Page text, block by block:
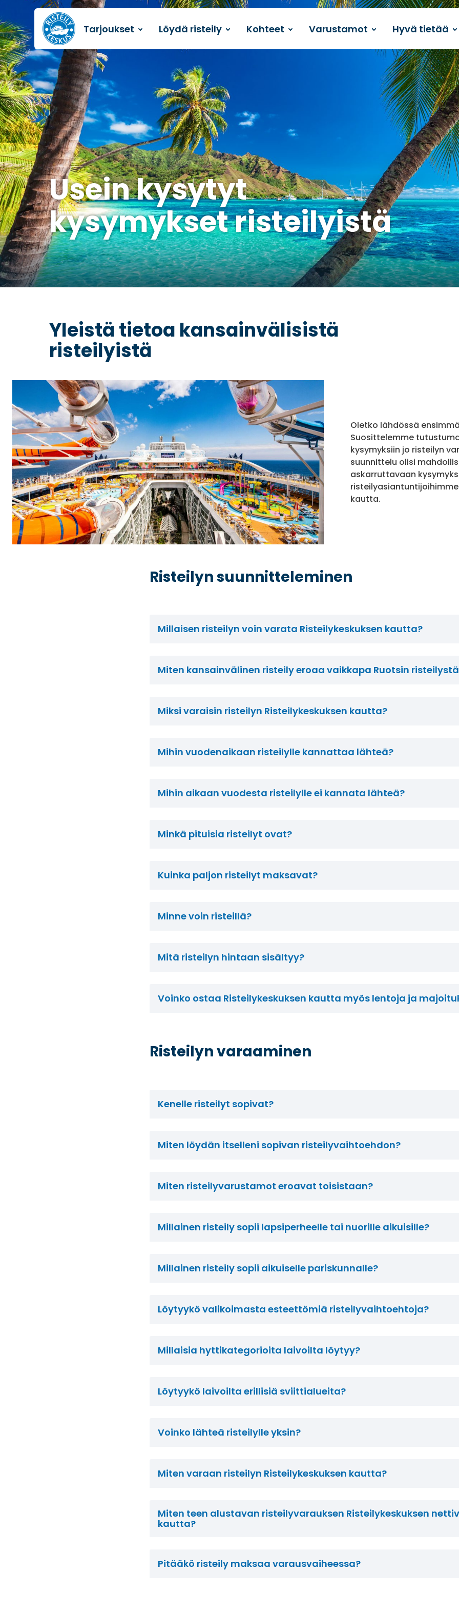
Etusivulle
Tarjoukset Löydä risteily Kohteet Varustamot Hyvä tietää
Usein kysytyt
kysymykset risteilyistä
Yleistä tietoa kansainvälisistä
risteilyistä
Oletko lähdössä
Suosittelemme
kysymyksiin jo risteilyn
suunnittelu olisi
askarruttavaan
kautta.
Risteilyn suunnitteleminen
Millaisen risteilyn voin varata Risteilykeskuksen kautta?
Miten kansainvälinen risteily eroaa vaikkapa Ruotsin
Miksi varaisin risteilyn Risteilykeskuksen kautta?
Mihin vuodenaikaan risteilylle kannattaa lähteä?
Mihin aikaan vuodesta risteilylle ei kannata lähteä?
Minkä pituisia risteilyt ovat?
Kuinka paljon risteilyt maksavat?
Minne voin risteillä?
Mitä risteilyn hintaan sisältyy?
Voinko ostaa Risteilykeskuksen kautta myös lentoja ja
Risteilyn varaaminen
Kenelle risteilyt sopivat?
Miten löydän itselleni sopivan risteilyvaihtoehdon?
Miten risteilyvarustamot eroavat toisistaan?
Millainen risteily sopii lapsiperheelle tai nuorille aikuisille?
Millainen risteily sopii aikuiselle pariskunnalle?
Löytyykö valikoimasta esteettömiä risteilyvaihtoehtoja?
Millaisia hyttikategorioita laivoilta löytyy?
Löytyykö laivoilta erillisiä sviittialueita?
Voinko lähteä risteilylle yksin?
Miten varaan risteilyn Risteilykeskuksen kautta?
Miten teen alustavan risteilyvarauksen Risteilykeskuksen
kautta?
Pitääkö risteily maksaa varausvaiheessa?